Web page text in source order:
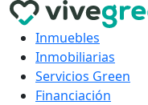
Inmuebles
Inmobiliarias
Servicios Green
Financiación